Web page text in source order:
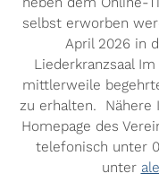
selbst erworben
April 2026 in
Liederkranzsaal
mittlerweile
zu erhalten. Nähere
Homepage des
telefonisch unter
unter